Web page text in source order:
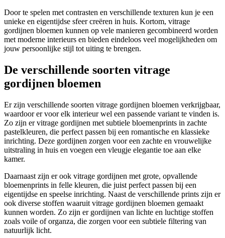
Door te spelen met contrasten en verschillende texturen kun je een
unieke en eigentijdse sfeer creëren in huis. Kortom, vitrage
gordijnen bloemen kunnen op vele manieren gecombineerd worden
met moderne interieurs en bieden eindeloos veel mogelijkheden om
jouw persoonlijke stijl tot uiting te brengen.
De verschillende soorten vitrage
gordijnen bloemen
Er zijn verschillende soorten vitrage gordijnen bloemen verkrijgbaar,
waardoor er voor elk interieur wel een passende variant te vinden is.
Zo zijn er vitrage gordijnen met subtiele bloemenprints in zachte
pastelkleuren, die perfect passen bij een romantische en klassieke
inrichting. Deze gordijnen zorgen voor een zachte en vrouwelijke
uitstraling in huis en voegen een vleugje elegantie toe aan elke
kamer.
Daarnaast zijn er ook vitrage gordijnen met grote, opvallende
bloemenprints in felle kleuren, die juist perfect passen bij een
eigentijdse en speelse inrichting. Naast de verschillende prints zijn er
ook diverse stoffen waaruit vitrage gordijnen bloemen gemaakt
kunnen worden. Zo zijn er gordijnen van lichte en luchtige stoffen
zoals voile of organza, die zorgen voor een subtiele filtering van
natuurlijk licht.